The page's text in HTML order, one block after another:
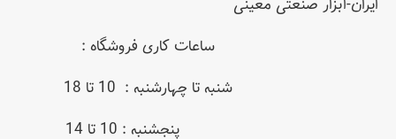
ایران-ابزار صنعتی معینی
ساعات کاری فروشگاه :
شنبه تا چهارشنبه : 10 تا 18
پنجشنبه : 10 تا 14